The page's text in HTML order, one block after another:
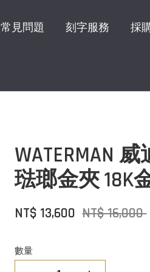
常見問題 刻字服務 採
WATERMAN
琺瑯金夾 18K
NT$ 13,600 NT$ 16,000
數量